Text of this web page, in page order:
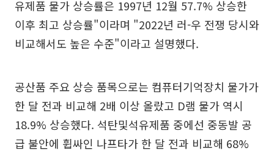
유제품 물가 상승률은 1997년 12월 57.7% 상승한
이후 최고 상승률"이라며 "2022년 러-우 전쟁 당시와
비교해서도 높은 수준"이라고 설명했다.
공산품 주요 상승 품목으로는 컴퓨터기억장치 물가가
한 달 전과 비교해 2배 이상 올랐고 D램 물가 역시
18.9% 상승했다. 석탄및석유제품 중에선 중동발 공
급 불안에 휩싸인 나프타가 한 달 전과 비교해 68%